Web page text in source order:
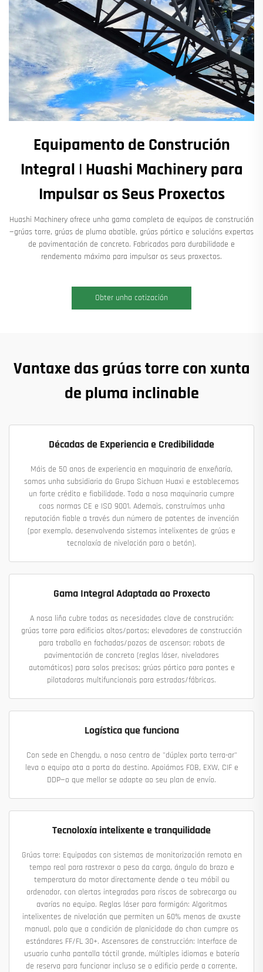
Equipamento de Construción
Integral | Huashi Machinery para
Impulsar os Seus Proxectos
Huashi Machinery ofrece unha gama completa de equipos de construción
—grúas torre, grúas de pluma abatible, grúas pórtico e solucións expertas
de pavimentación de concreto. Fabricados para durabilidade e
rendemento máximo para impulsar os seus proxectos.
Obter unha cotización
Vantaxe das grúas torre con xunta
de pluma inclinable
Décadas de Experiencia e Credibilidade
Máis de 50 anos de experiencia en maquinaria de enxeñaría,
somos unha subsidiaria do Grupo Sichuan Huaxi e establecemos
un forte crédito e fiabilidade. Toda a nosa maquinaria cumpre
coas normas CE e ISO 9001. Ademais, construímos unha
reputación fiable a través dun número de patentes de invención
(por exemplo, desenvolvendo sistemas intelixentes de grúas e
tecnoloxía de nivelación para o betón).
Gama Integral Adaptada ao Proxecto
A nosa liña cubre todas as necesidades clave de construción:
grúas torre para edificios altos/portos; elevadores de construcción
para traballo en fachadas/pozos de ascensor; robots de
pavimentación de concreto (reglas láser, niveladores
automáticos) para solos precisos; grúas pórtico para pontes e
pilotadoras multifuncionais para estradas/fábricas.
Logística que funciona
Con sede en Chengdu, o noso centro de "dúplex porto terra-ar"
leva o equipo ata a porta do destino. Apoiámos FOB, EXW, CIF e
DDP—o que mellor se adapte ao seu plan de envío.
Tecnoloxía intelixente e tranquilidade
Grúas torre: Equipadas con sistemas de monitorización remota en
tempo real para rastrexar o peso da carga, ángulo do brazo e
temperatura do motor directamente dende o teu móbil ou
ordenador, con alertas integradas para riscos de sobrecarga ou
avarías no equipo. Reglas láser para formigón: Algoritmos
intelixentes de nivelación que permiten un 60% menos de axuste
manual, polo que a condición de planicidade do chan cumpre os
estándares FF/FL 30+. Ascensores de construcción: Interface de
usuario cunha pantalla táctil grande, múltiples idiomas e batería
de reserva para funcionar incluso se o edificio perde a corrente,